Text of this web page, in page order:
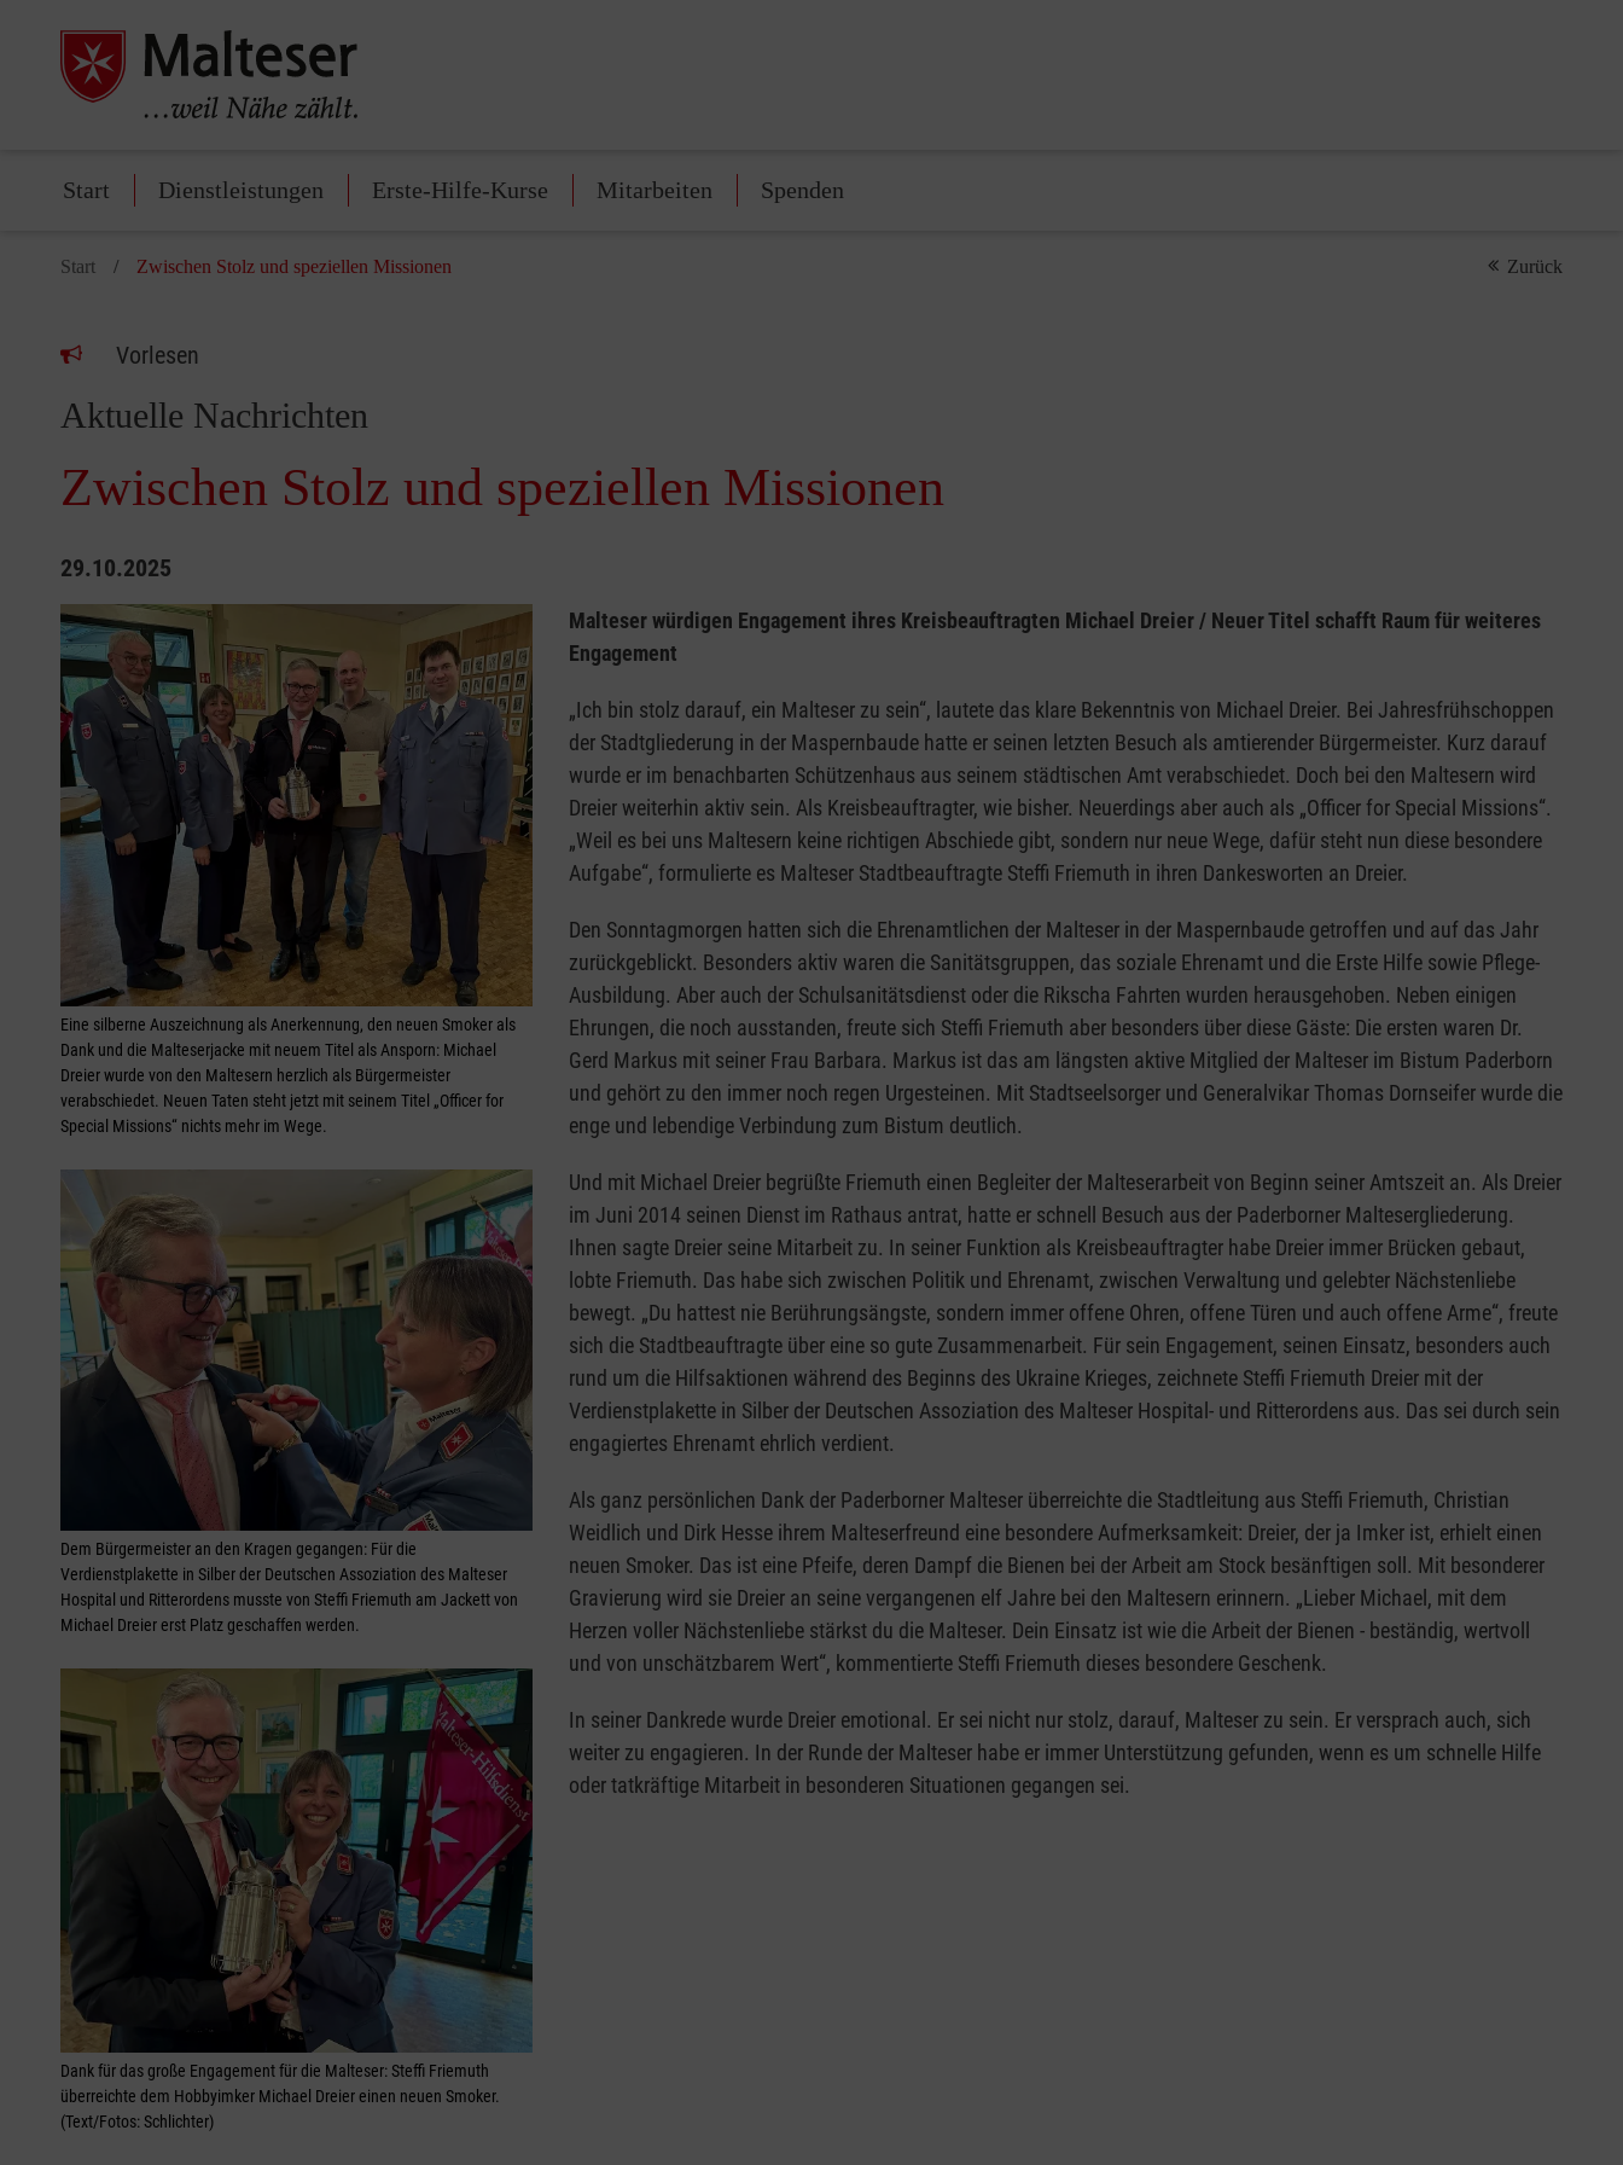
Start Dienstleistungen Erste-Hilfe-Kurse Mitarbeiten Spenden
Start Zwischen Stolz und speziellen Missionen Zurück
Vorlesen
Aktuelle Nachrichten
Zwischen Stolz und speziellen Missionen
29.10.2025
Eine silberne Auszeichnung als Anerkennung, den neuen Smoker als
Dank und die Malteserjacke mit neuem Titel als Ansporn: Michael
Dreier wurde von den Maltesern herzlich als Bürgermeister
verabschiedet. Neuen Taten steht jetzt mit seinem Titel „Officer for
Special Missions“ nichts mehr im Wege.
Dem Bürgermeister an den Kragen gegangen: Für die
Verdienstplakette in Silber der Deutschen Assoziation des Malteser
Hospital und Ritterordens musste von Steffi Friemuth am Jackett von
Michael Dreier erst Platz geschaffen werden.
Dank für das große Engagement für die Malteser: Steffi Friemuth
überreichte dem Hobbyimker Michael Dreier einen neuen Smoker.
(Text/Fotos: Schlichter)
Malteser würdigen Engagement ihres Kreisbeauftragten Michael Dreier / Neuer Titel schafft Raum für weiteres
Engagement
„Ich bin stolz darauf, ein Malteser zu sein“, lautete das klare Bekenntnis von Michael Dreier. Bei Jahresfrühschoppen
der Stadtgliederung in der Maspernbaude hatte er seinen letzten Besuch als amtierender Bürgermeister. Kurz darauf
wurde er im benachbarten Schützenhaus aus seinem städtischen Amt verabschiedet. Doch bei den Maltesern wird
Dreier weiterhin aktiv sein. Als Kreisbeauftragter, wie bisher. Neuerdings aber auch als „Officer for Special Missions“.
„Weil es bei uns Maltesern keine richtigen Abschiede gibt, sondern nur neue Wege, dafür steht nun diese besondere
Aufgabe“, formulierte es Malteser Stadtbeauftragte Steffi Friemuth in ihren Dankesworten an Dreier.
Den Sonntagmorgen hatten sich die Ehrenamtlichen der Malteser in der Maspernbaude getroffen und auf das Jahr
zurückgeblickt. Besonders aktiv waren die Sanitätsgruppen, das soziale Ehrenamt und die Erste Hilfe sowie Pflege-
Ausbildung. Aber auch der Schulsanitätsdienst oder die Rikscha Fahrten wurden herausgehoben. Neben einigen
Ehrungen, die noch ausstanden, freute sich Steffi Friemuth aber besonders über diese Gäste: Die ersten waren Dr.
Gerd Markus mit seiner Frau Barbara. Markus ist das am längsten aktive Mitglied der Malteser im Bistum Paderborn
und gehört zu den immer noch regen Urgesteinen. Mit Stadtseelsorger und Generalvikar Thomas Dornseifer wurde die
enge und lebendige Verbindung zum Bistum deutlich.
Und mit Michael Dreier begrüßte Friemuth einen Begleiter der Malteserarbeit von Beginn seiner Amtszeit an. Als Dreier
im Juni 2014 seinen Dienst im Rathaus antrat, hatte er schnell Besuch aus der Paderborner Maltesergliederung.
Ihnen sagte Dreier seine Mitarbeit zu. In seiner Funktion als Kreisbeauftragter habe Dreier immer Brücken gebaut,
lobte Friemuth. Das habe sich zwischen Politik und Ehrenamt, zwischen Verwaltung und gelebter Nächstenliebe
bewegt. „Du hattest nie Berührungsängste, sondern immer offene Ohren, offene Türen und auch offene Arme“, freute
sich die Stadtbeauftragte über eine so gute Zusammenarbeit. Für sein Engagement, seinen Einsatz, besonders auch
rund um die Hilfsaktionen während des Beginns des Ukraine Krieges, zeichnete Steffi Friemuth Dreier mit der
Verdienstplakette in Silber der Deutschen Assoziation des Malteser Hospital- und Ritterordens aus. Das sei durch sein
engagiertes Ehrenamt ehrlich verdient.
Als ganz persönlichen Dank der Paderborner Malteser überreichte die Stadtleitung aus Steffi Friemuth, Christian
Weidlich und Dirk Hesse ihrem Malteserfreund eine besondere Aufmerksamkeit: Dreier, der ja Imker ist, erhielt einen
neuen Smoker. Das ist eine Pfeife, deren Dampf die Bienen bei der Arbeit am Stock besänftigen soll. Mit besonderer
Gravierung wird sie Dreier an seine vergangenen elf Jahre bei den Maltesern erinnern. „Lieber Michael, mit dem
Herzen voller Nächstenliebe stärkst du die Malteser. Dein Einsatz ist wie die Arbeit der Bienen - beständig, wertvoll
und von unschätzbarem Wert“, kommentierte Steffi Friemuth dieses besondere Geschenk.
In seiner Dankrede wurde Dreier emotional. Er sei nicht nur stolz, darauf, Malteser zu sein. Er versprach auch, sich
weiter zu engagieren. In der Runde der Malteser habe er immer Unterstützung gefunden, wenn es um schnelle Hilfe
oder tatkräftige Mitarbeit in besonderen Situationen gegangen sei.